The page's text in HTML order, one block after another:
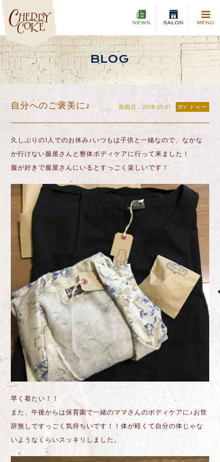
BLOG
自分へのご褒美に♪ 投稿日：2018.05.01 BY ドゥー
久しぶりの1人でのお休み♪いつもは子供と一緒なので、なかな
か行けない服屋さんと整体ボディケアに行って来ました！
服が好きで服屋さんにいるとすっごく楽しいです！
早く着たい！！
また、午後からは保育園で一緒のママさんのボディケアに♪お世
辞無しですっごく気持ちいです！！体が軽くて自分の体じゃな
いようなくらいスッキリしました。